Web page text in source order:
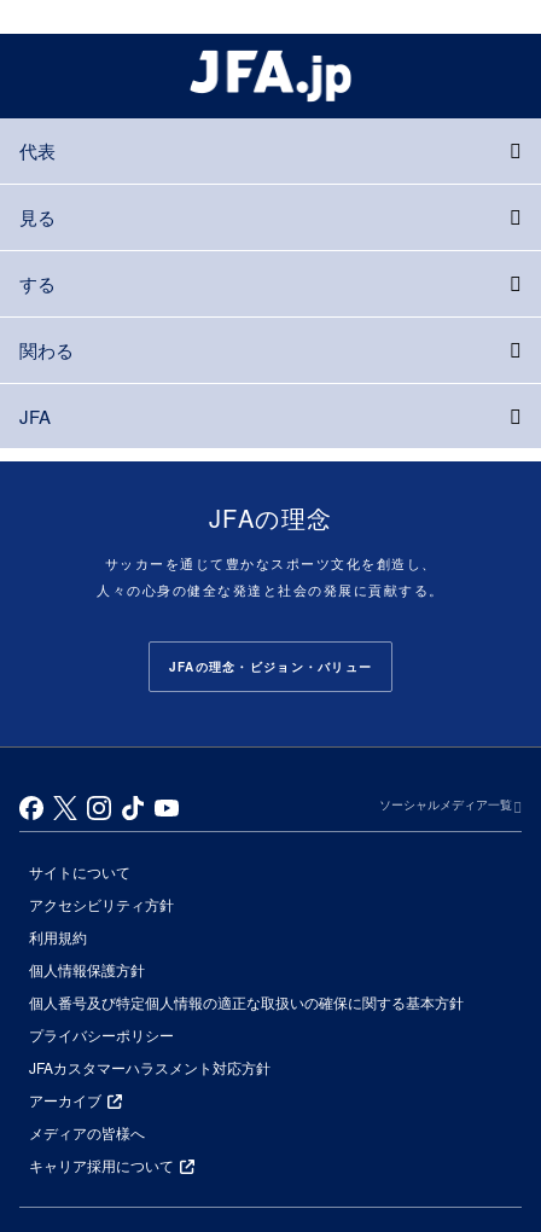
代表
見る
する
関わる
JFA
JFAの理念
サッカーを通じて豊かなスポーツ文化を創造し、
人々の心身の健全な発達と社会の発展に貢献する。
JFAの理念・ビジョン・バリュー
ソーシャルメディア一覧
サイトについて
アクセシビリティ方針
利用規約
個人情報保護方針
個人番号及び特定個人情報の適正な取扱いの確保に関する基本方針
プライバシーポリシー
JFAカスタマーハラスメント対応方針
アーカイブ
メディアの皆様へ
キャリア採用について